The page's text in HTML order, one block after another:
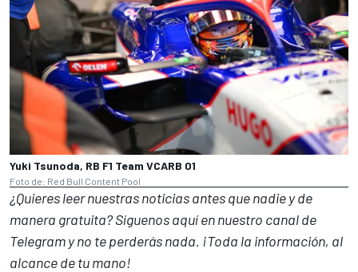
Yuki Tsunoda, RB F1 Team VCARB 01
Foto de: Red Bull Content Pool
¿Quieres leer nuestras noticias antes que nadie y de
manera gratuita? Síguenosaquí en nuestro canal de
Telegramy no te perderás nada. ¡Toda la información, al
alcance de tu mano!